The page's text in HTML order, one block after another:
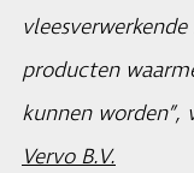
producten
kunnen worden”,
Vervo B.V.